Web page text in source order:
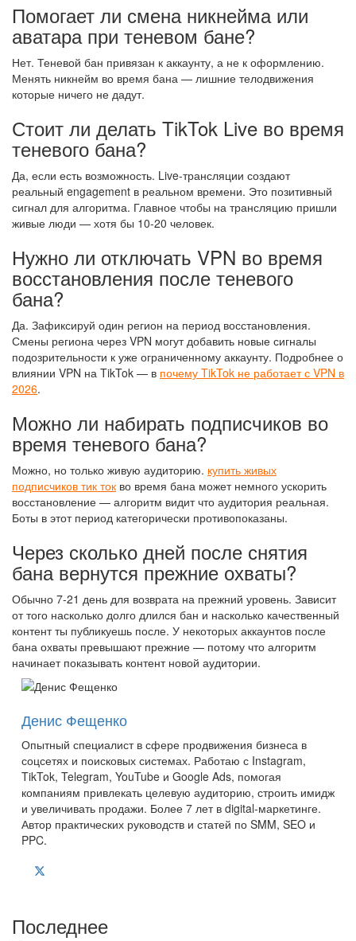
Помогает ли смена никнейма или
аватара при теневом бане?
Нет. Теневой бан привязан к аккаунту, а не к оформлению.
Менять никнейм во время бана — лишние телодвижения
которые ничего не дадут.
Стоит ли делать TikTok Live во время
теневого бана?
Да, если есть возможность. Live-трансляции создают
реальный engagement в реальном времени. Это позитивный
сигнал для алгоритма. Главное чтобы на трансляцию пришли
живые люди — хотя бы 10-20 человек.
Нужно ли отключать VPN во время
восстановления после теневого
бана?
Да. Зафиксируй один регион на период восстановления.
Смены региона через VPN могут добавить новые сигналы
подозрительности к уже ограниченному аккаунту. Подробнее о
влиянии VPN на TikTok — в почему TikTok не работает с VPN в
2026.
Можно ли набирать подписчиков во
время теневого бана?
Можно, но только живую аудиторию. купить живых
подписчиков тик ток во время бана может немного ускорить
восстановление — алгоритм видит что аудитория реальная.
Боты в этот период категорически противопоказаны.
Через сколько дней после снятия
бана вернутся прежние охваты?
Обычно 7-21 день для возврата на прежний уровень. Зависит
от того насколько долго длился бан и насколько качественный
контент ты публикуешь после. У некоторых аккаунтов после
бана охваты превышают прежние — потому что алгоритм
начинает показывать контент новой аудитории.
Денис Фещенко
Опытный специалист в сфере продвижения бизнеса в
соцсетях и поисковых системах. Работаю с Instagram,
TikTok, Telegram, YouTube и Google Ads, помогая
компаниям привлекать целевую аудиторию, строить имидж
и увеличивать продажи. Более 7 лет в digital-маркетинге.
Автор практических руководств и статей по SMM, SEO и
PPC.
Последнее